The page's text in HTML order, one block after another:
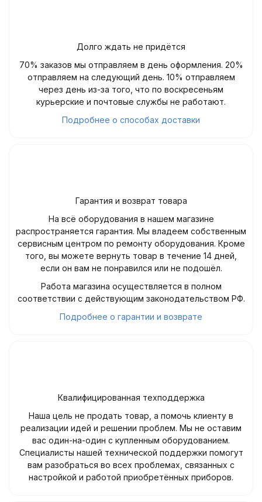
Долго ждать не придётся
70% заказов мы отправляем в день оформления. 20%
отправляем на следующий день. 10% отправляем
через день из-за того, что по воскресеньям
курьерские и почтовые службы не работают.
Подробнее о способах доставки
Гарантия и возврат товара
На всё оборудования в нашем магазине
распространяется гарантия. Мы владеем собственным
сервисным центром по ремонту оборудования. Кроме
того, вы можете вернуть товар в течение 14 дней,
если он вам не понравился или не подошёл.
Работа магазина осуществляется в полном
соответствии с действующим законодательством РФ.
Подробнее о гарантии и возврате
Квалифицированная техподдержка
Наша цель не продать товар, а помочь клиенту в
реализации идей и решении проблем. Мы не оставим
вас один-на-один с купленным оборудованием.
Специалисты нашей технической поддержки помогут
вам разобраться во всех проблемах, связанных с
настройкой и работой приобретённых приборов.